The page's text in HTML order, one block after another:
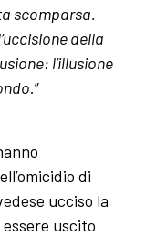
scomparsa.
della
l’illusione
.”
di
ucciso la
uscito